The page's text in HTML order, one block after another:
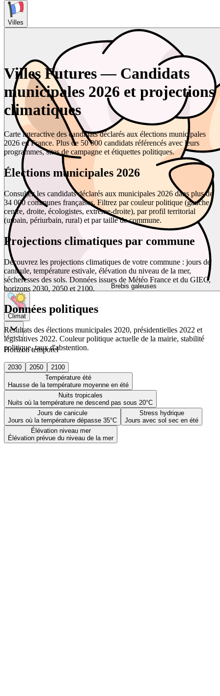
Villes
Brebis galeuses
Climat
Horizon temporel
2030 2050
2100
Température été
Hausse de la température moyenne en été
Nuits tropicales
Nuits où la température ne descend pas sous 20°C
Jours de canicule
Jours où la température dépasse 35°C
Stress hydrique
Jours avec sol sec en été
Élévation niveau mer
Élévation prévue du niveau de la mer
Villes Futures — Candidats
municipales 2026 et projections
climatiques
Carte interactive des candidats déclarés aux élections municipales
2026 en France. Plus de 50 000 candidats référencés avec leurs
programmes, sites de campagne et étiquettes politiques.
Élections municipales 2026
Consultez les candidats déclarés aux municipales 2026 dans plus de
34 000 communes françaises. Filtrez par couleur politique (gauche,
centre, droite, écologistes, extrême-droite), par profil territorial
(urbain, périurbain, rural) et par taille de commune.
Projections climatiques par commune
Découvrez les projections climatiques de votre commune : jours de
canicule, température estivale, élévation du niveau de la mer,
sécheresses des sols. Données issues de Météo France et du GIEC,
horizons 2030, 2050 et 2100.
Données politiques
Résultats des élections municipales 2020, présidentielles 2022 et
législatives 2022. Couleur politique actuelle de la mairie, stabilité
politique, taux d'abstention.